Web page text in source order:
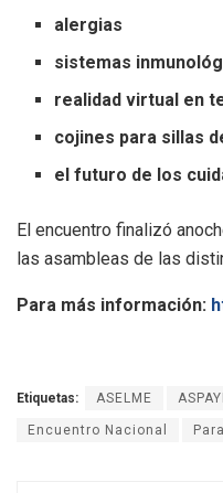
alergias
sistemas
realidad virtual en
cojines para sillas
el futuro de los
El encuentro finalizó
las asambleas de las
Para más información:
Etiquetas: ASELME
Encuentro Nacional